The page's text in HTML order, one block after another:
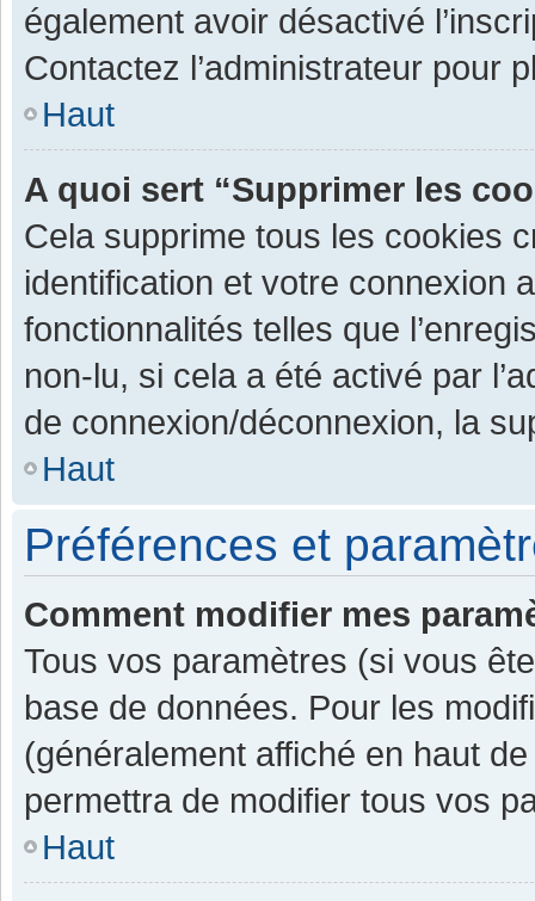
également avoir désactivé
Contactez l’administrateur pour
Haut
A quoi sert “Supprimer les
Cela supprime tous les cookies
identification et votre connexion
fonctionnalités telles que
non-lu, si cela a été activé par
de connexion/déconnexion, la
Haut
Préférences et
Comment modifier mes
Tous vos paramètres (si vous
base de données. Pour les
(généralement affiché en haut
permettra de modifier tous vos
Haut